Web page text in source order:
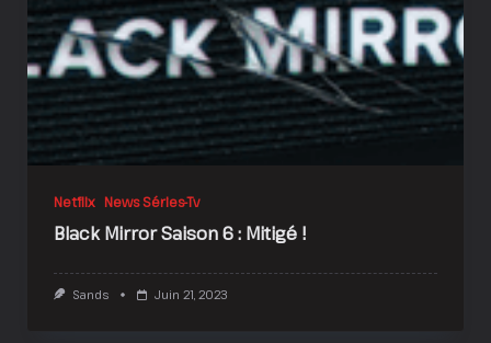
Netflix News Séries-Tv
Black Mirror Saison 6 : Mitigé !
Sands Juin 21, 2023